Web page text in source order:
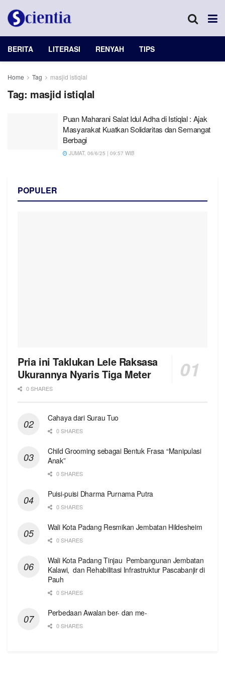
BERITA LITERASI RENYAH TIPS
Home Tag masjid istiqlal
Tag: masjid istiqlal
Puan Maharani Salat Idul Adha di Istiqlal : Ajak
Masyarakat Kuatkan Solidaritas dan Semangat
Berbagi
JUMAT, 06/6/25 | 09:57 WIB
POPULER
Pria ini Taklukan Lele Raksasa
Ukurannya Nyaris Tiga Meter
0 SHARES
Cahaya dari Surau Tuo
0 SHARES
Child Grooming sebagai Bentuk Frasa “Manipulasi
Anak”
0 SHARES
Puisi-puisi Dharma Purnama Putra
0 SHARES
Wali Kota Padang Resmikan Jembatan Hildesheim
0 SHARES
Wali Kota Padang Tinjau Pembangunan Jembatan
Kalawi, dan Rehabilitasi Infrastruktur Pascabanjir di
Pauh
0 SHARES
Perbedaan Awalan ber- dan me-
0 SHARES